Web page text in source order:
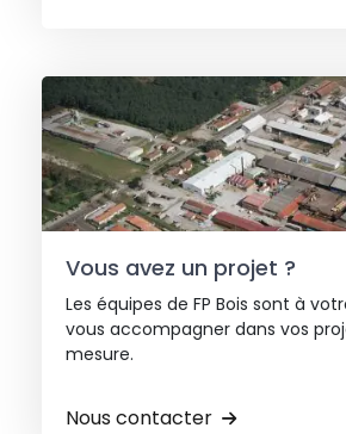
Vous avez un projet ?
Les équipes de FP Bois sont à
vous accompagner dans vos
mesure.
Nous contacter